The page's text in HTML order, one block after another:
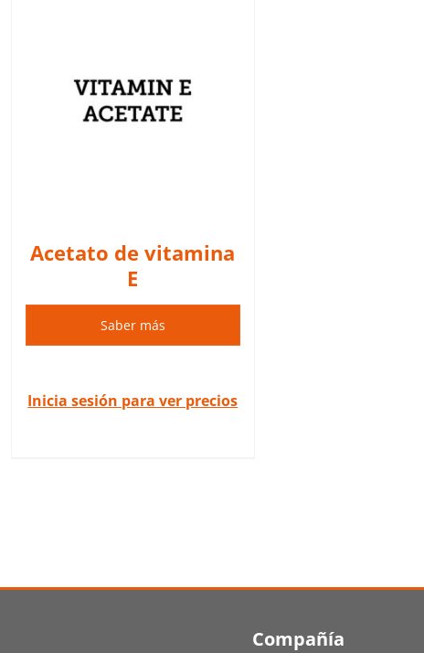
Acetato de vitamina
E
Saber más
Inicia sesión para ver precios
Compañía